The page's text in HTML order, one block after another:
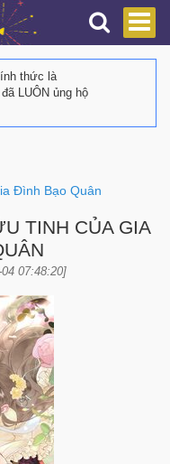
thức là
LUÔN ủng hộ
Đình Bạo Quân
TINH CỦA GIA
07:48:20]